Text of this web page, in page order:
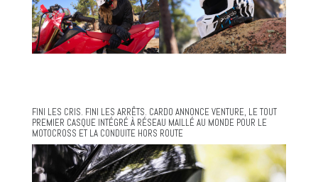
FINI LES CRIS. FINI LES ARRÊTS. CARDO ANNONCE VENTURE, LE TOUT
PREMIER CASQUE INTÉGRÉ À RÉSEAU MAILLÉ AU MONDE POUR LE
MOTOCROSS ET LA CONDUITE HORS ROUTE